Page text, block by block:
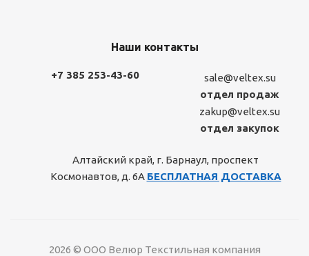
Наши контакты
+7 385 253-43-60
sale@veltex.su
отдел продаж
zakup@veltex.su
отдел закупок
Алтайский край, г. Барнаул, проспект
Космонавтов, д. 6А БЕСПЛАТНАЯ ДОСТАВКА
2026 © ООО Велюр Текстильная компания